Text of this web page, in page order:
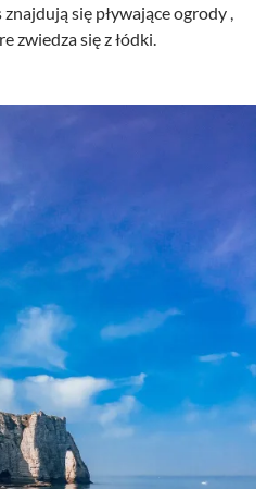
się pływające ogrody ,
zwiedza się z łódki.